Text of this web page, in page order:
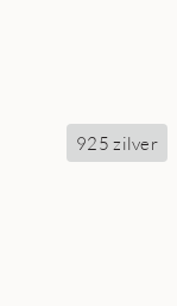
925 zilver